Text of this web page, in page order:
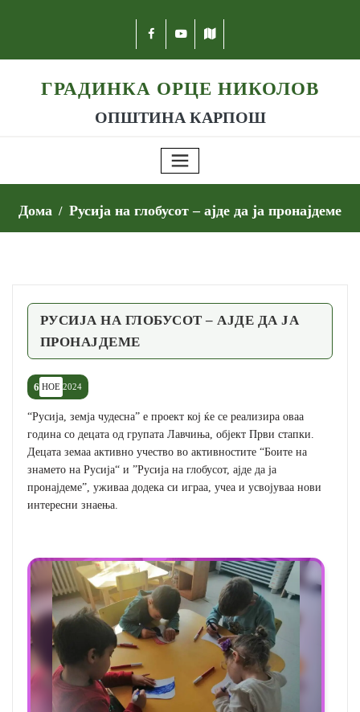
ГРАДИНКА ОРЦЕ НИКОЛОВ
ОПШТИНА КАРПОШ
Дома Русија на глобусот – ајде да ја пронајдеме
РУСИЈА НА ГЛОБУСОТ – АЈДЕ ДА ЈА
ПРОНАЈДЕМЕ
6 НОЕ 2024
“Русија, земја чудесна” е проект кој ќе се реализира оваа
година со децата од групата Лавчиња, објект Први стапки.
Децата земаа активно учество во активностите “Боите на
знамето на Русија“ и ”Русија на глобусот, ајде да ја
пронајдеме”, уживаа додека си играа, учеа и усвојуваа нови
интересни знаења.